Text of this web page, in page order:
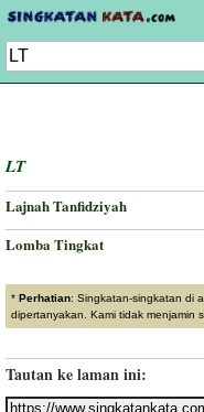
LT
Lajnah Tanfidziyah
Lomba Tingkat
* Perhatian: Singkatan-singkatan di
dipertanyakan. Kami tidak menjamin
Tautan ke laman ini: